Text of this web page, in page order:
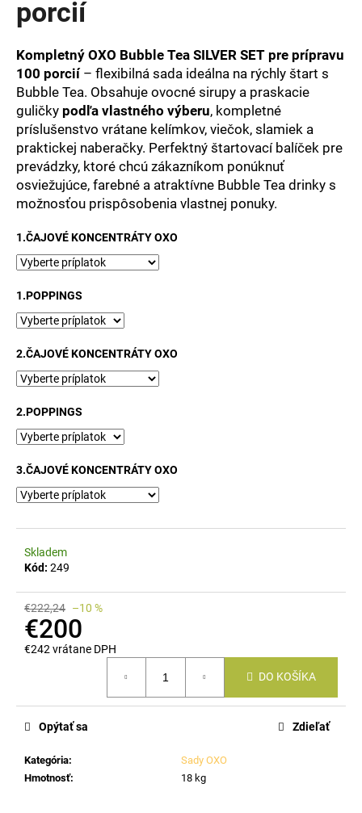
porcií
Kompletný OXO Bubble Tea SILVER SET pre prípravu
100 porcií– flexibilná sada ideálna na rýchly štart s
Bubble Tea. Obsahuje ovocné sirupy a praskacie
guličky podľa vlastného výberu, kompletné
príslušenstvo vrátane kelímkov, viečok, slamiek a
praktickej naberačky. Perfektný štartovací balíček pre
prevádzky, ktoré chcú zákazníkom ponúknuť
osviežujúce, farebné a atraktívne Bubble Tea drinky s
možnosťou prispôsobenia vlastnej ponuky.
1.ČAJOVÉ KONCENTRÁTY OXO
1.POPPINGS
2.ČAJOVÉ KONCENTRÁTY OXO
2.POPPINGS
3.ČAJOVÉ KONCENTRÁTY OXO
Skladem
Kód: 249
€222,24 –10 %
€200
€242 vrátane DPH
DO KOŠÍKA
Kategória:
Sady OXO
Hmotnosť: 18 kg
Opýtať sa Zdieľať
á
s
ť
?
HĽADAŤ
O
d
p
o
r
ú
č
a
e